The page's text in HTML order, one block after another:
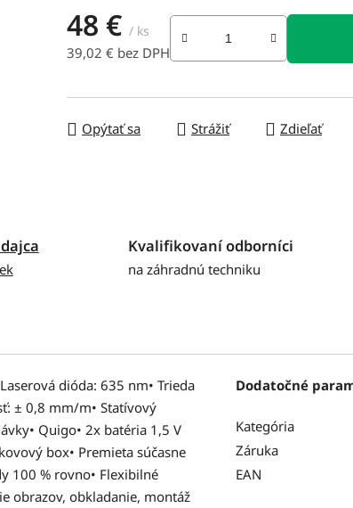
48 € / ks
39,02 € bez DPH
Opýtať sa Strážiť Zdieľať
Kvalifikovaní odborníci
na záhradnú techniku
dióda: 635 nm• Trieda
± 0,8 mm/m• Statívový
Quigo• 2x batéria 1,5 V
box• Premieta súčasne
100 % rovno• Flexibilné
obrazov, obkladanie, montáž
Dodatočné
Kategória
Záruka
EAN